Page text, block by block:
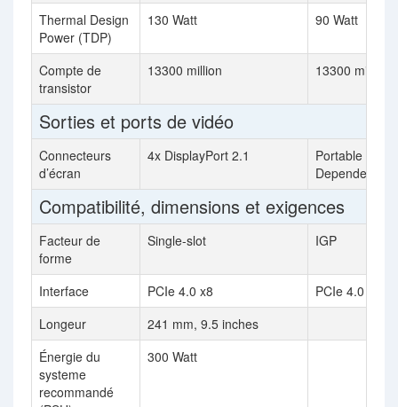
Thermal Design
Power (TDP)
130 Watt 90 Watt
Compte de
transistor
13300 million 13300 million
Sorties et ports de vidéo
Connecteurs
d’écran
4x DisplayPort 2.1
Portable
Dependent
Compatibilité, dimensions et exigences
Facteur de
forme
Single-slot IGP
Interface PCIe 4.0 x8
PCIe 4.0 x16
Longeur
241 mm, 9.5 inches
Énergie du
systeme
recommandé
300 Watt